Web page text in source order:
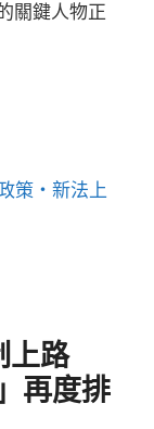
關鍵人物正
策・新法上
上路
再度排